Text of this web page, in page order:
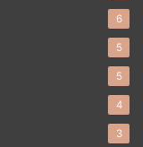
6
5
5
4
3